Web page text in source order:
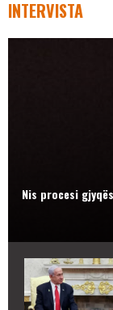
INTERVISTA
Nis procesi